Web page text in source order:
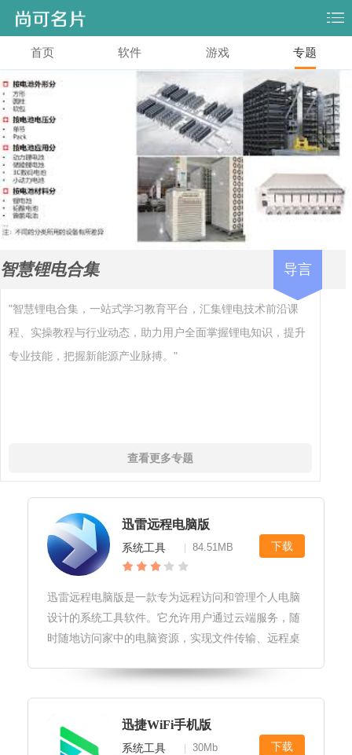
首页 软件 游戏 专题
智慧锂电合集 导言
"智慧锂电合集，一站式学习教育平台，汇集锂电技术前沿课
程、实操教程与行业动态，助力用户全面掌握锂电知识，提升
专业技能，把握新能源产业脉搏。"
查看更多专题
迅雷远程电脑版
系统工具 84.51MB 下载
迅雷远程电脑版是一款专为远程访问和管理个人电脑
设计的系统工具软件。它允许用户通过云端服务，随
时随地访问家中的电脑资源，实现文件传输、远程桌
迅雷远程电脑版软件更新和维护软件定期发布更新，
修复已知问题并引入新功能，确保
迅捷WiFi手机版
系统工具 30Mb 下载